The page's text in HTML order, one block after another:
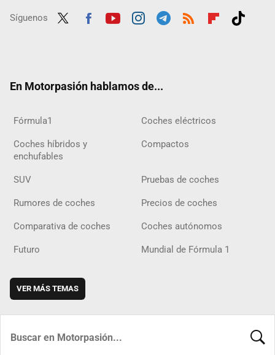
Síguenos
En Motorpasión hablamos de...
Fórmula1 Coches eléctricos
Coches híbridos y
enchufables
Compactos
SUV Pruebas de coches
Rumores de coches Precios de coches
Comparativa de coches Coches autónomos
Futuro Mundial de Fórmula 1
VER MÁS TEMAS